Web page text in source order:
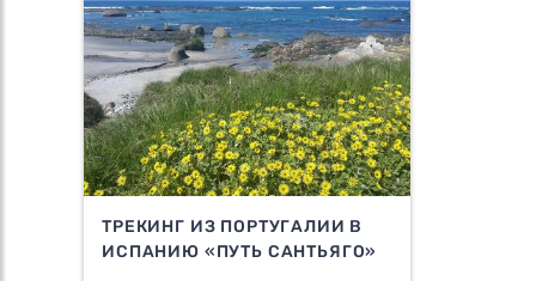
ТРЕКИНГ ИЗ ПОРТУГАЛИИ В
ИСПАНИЮ «ПУТЬ САНТЬЯГО»